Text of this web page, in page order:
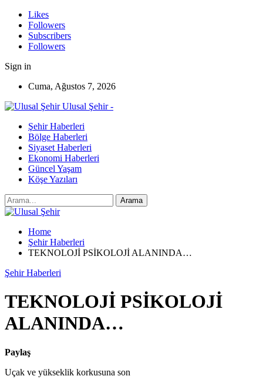
Likes
Followers
Subscribers
Followers
Sign in
Cuma, Ağustos 7, 2026
Ulusal Şehir -
Şehir Haberleri
Bölge Haberleri
Siyaset Haberleri
Ekonomi Haberleri
Güncel Yaşam
Köşe Yazıları
Home
Şehir Haberleri
TEKNOLOJİ PSİKOLOJİ ALANINDA…
Şehir Haberleri
TEKNOLOJİ PSİKOLOJİ
ALANINDA…
Paylaş
Uçak ve yükseklik korkusuna son